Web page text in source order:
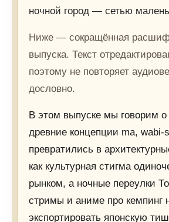
ночной город — сетью
Ниже — сокращённая
выпуска. Текст
поэтому не повторяет
дословно.
В этом выпуске мы говорим о
древние концепции ma, wabi-
превратились в
как культурная стигма
рынком, а ночные переулки
стримы и аниме про кемпинг
экспортировать японскую